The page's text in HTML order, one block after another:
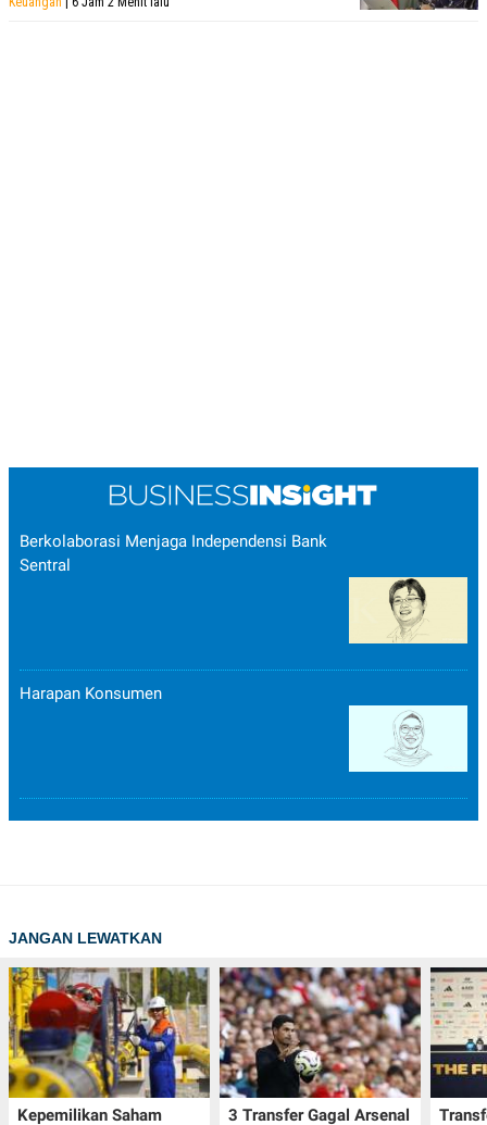
Berkolaborasi Menjaga Independensi Bank
Sentral
Harapan Konsumen
JANGAN LEWATKAN
Kepemilikan Saham 3 Transfer Gagal Arsenal